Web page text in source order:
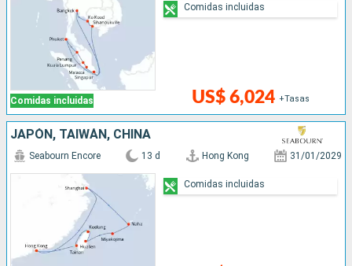
Comidas incluidas US$ 6,024 +Tasas
Comidas incluidas
JAPÓN, TAIWÁN, CHINA
Seabourn Encore 13 d Hong Kong 31/01/2029
Comidas incluidas